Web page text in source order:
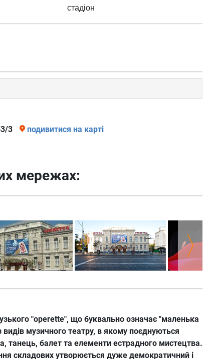
стадіон
3 подивитися на карті
мережах:
"operette", що буквально означає "маленька
музичного театру, в якому поєднуються
танець, балет та елементи естрадного мистецтва.
складових утворюється дуже демократичний і